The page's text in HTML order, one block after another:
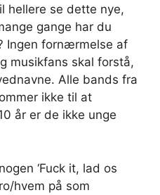
hellere se dette nye,
gange har du
Ingen fornærmelse af
musikfans skal forstå,
Alle bands fra
ikke til at
år er de ikke unge
‘Fuck it, lad os
hvem på som